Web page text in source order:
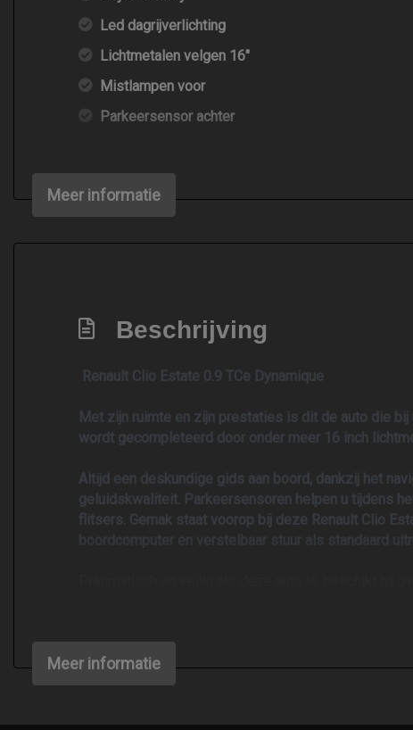
Led dagrijverlichting
Lichtmetalen velgen 16"
Mistlampen voor
Parkeersensor achter
Meer informatie
Beschrijving
Renault Clio Estate 0.9 TCe Dynamique
Met zijn ruimte en zijn prestaties is dit de auto die
wordt gecompleteerd door onder meer 16 inch
Altijd een deskundige gids aan boord, dankzij het
geluidskwaliteit. Parkeersensoren helpen u tijdens
flitsers. Gemak staat voorop bij deze Renault Clio
Wilt u deze auto zelf ervaren? Neem dan contact op
Wij zijn geopend van dinsdag tot zaterdag Van 09.30
Meer informatie